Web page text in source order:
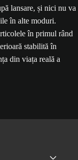
lansare, și nici nu va
în alte moduri.
în primul rând
stabilită în
din viața reală a